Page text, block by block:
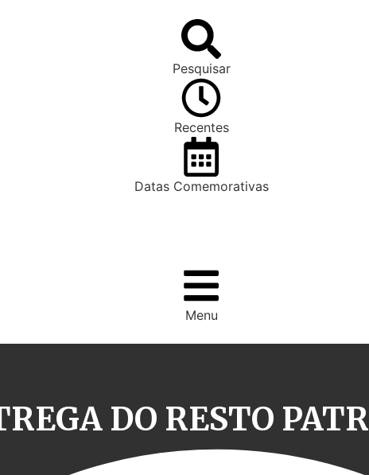
Pesquisar
Recentes
Datas Comemorativas
Menu
DO RESTO